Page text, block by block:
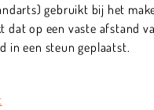
gebruikt bij het
dat op een vaste afstand
in een steun geplaatst.